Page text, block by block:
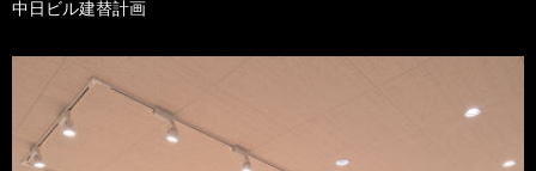
中日ビル建替計画